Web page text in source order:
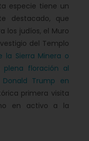
especie tiene un
destacado, que
los judíos, el Muro
del Templo
la Sierra Minera o
plena floración al
Donald Trump en
primera visita
en activo a la